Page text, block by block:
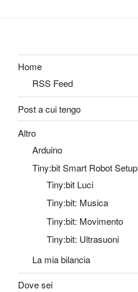
Home
RSS Feed
Post a cui tengo
Altro
Arduino
Tiny:bit Smart Robot Setup
Tiny:bit Luci
Tiny:bit: Musica
Tiny:bit: Movimento
Tiny:bit: Ultrasuoni
La mia bilancia
Dove sei